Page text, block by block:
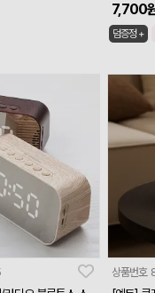
7,700
덤증정 +
상품번호